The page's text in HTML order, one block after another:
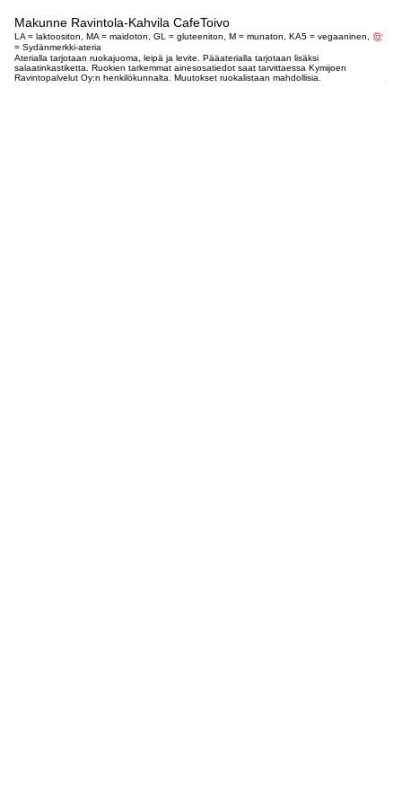
Makunne Ravintola-Kahvila CafeToivo
LA = laktoositon, MA = maidoton, GL = gluteeniton, M = munaton, KA5 = vegaaninen,
= Sydänmerkki-ateria
Aterialla tarjotaan ruokajuoma, leipä ja levite. Pääaterialla tarjotaan lisäksi
salaatinkastiketta. Ruokien tarkemmat ainesosatiedot saat tarvittaessa Kymijoen
Ravintopalvelut Oy:n henkilökunnalta. Muutokset ruokalistaan mahdollisia.